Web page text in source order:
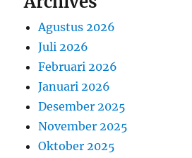
Agustus 2026
Juli 2026
Februari 2026
Januari 2026
Desember 2025
November 2025
Oktober 2025